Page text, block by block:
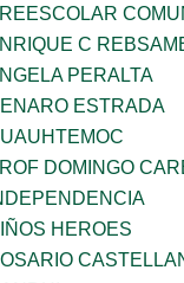
C
PERALTA
ESTRADA
DOMINGO
HEROES